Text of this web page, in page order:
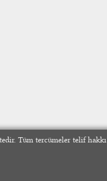
Tüm tercümeler telif hakkı